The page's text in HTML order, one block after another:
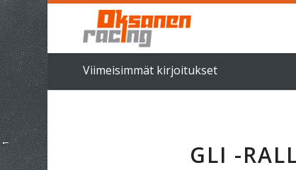
Viimeisimmät kirjoitukset
GLI -